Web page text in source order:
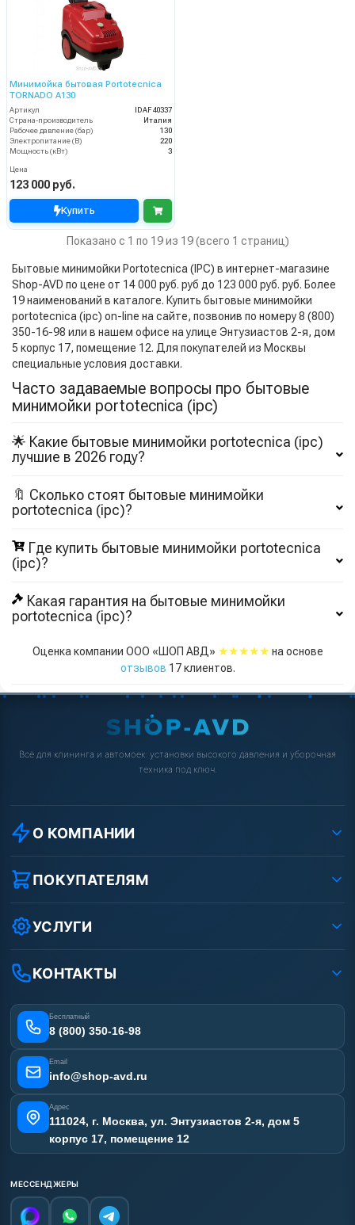
Минимойка бытовая Portotecnica
TORNADO А130
Артикул
IDAF40337
Страна-производитель
Италия
Рабочее давление (бар)
130
Электропитание (В)
220
Мощность (кВт)
3
Цена
123 000 руб.
Купить
Показано с 1 по 19 из 19 (всего 1 страниц)
Бытовые минимойки Portotecnica (IPC) в интернет-магазине
Shop-AVD по цене от 14 000 руб. руб до 123 000 руб. руб. Более
19 наименований в каталоге. Купить бытовые минимойки
portotecnica (ipc) on-line на сайте, позвонив по номеру 8 (800)
350-16-98 или в нашем офисе на улице Энтузиастов 2-я, дом
5 корпус 17, помещение 12. Для покупателей из Москвы
специальные условия доставки.
Часто задаваемые вопросы про бытовые
минимойки portotecnica (ipc)
🌟 Какие бытовые минимойки portotecnica (ipc)
лучшие в 2026 году?
🔖 Сколько стоят бытовые минимойки
portotecnica (ipc)?
Где купить бытовые минимойки portotecnica
(ipc)?
Какая гарантия на бытовые минимойки
portotecnica (ipc)?
Оценка компании ООО «ШОП АВД» ★★★★★ на основе
отзывов 17клиентов.
Всё для клининга и автомоек: установки высокого давления и уборочная
техника под ключ.
О КОМПАНИИ
О компании
Реквизиты ООО «Шоп АВД»
Условия соглашения
Вакансии
Статьи
ПОКУПАТЕЛЯМ
Как заказать?
Оплата
Лизинг
Получить скидку
УСЛУГИ
Услуги
Аренда АВД
Сертификаты
Наши работы
Карта сайта
КОНТАКТЫ
Бесплатный
8 (800) 350-16-98
Email
info@shop-avd.ru
Адрес
111024, г. Москва, ул. Энтузиастов 2-я, дом 5
корпус 17, помещение 12
МЕССЕНДЖЕРЫ